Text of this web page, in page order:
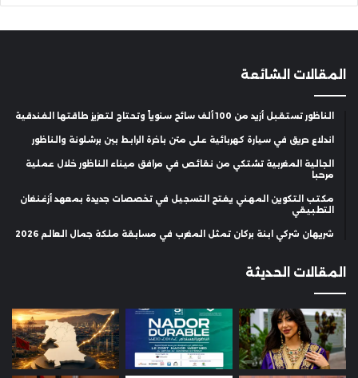
المقالات الشائعة
الناظور تستقبل أزيد من 100 ألف سائح سنوياً وتحتاج لتعزيز طاقتها الفندقية
اندلاع حريق في سيارة كهربائية على متن باخرة الرابط بين برشلونة والناظور
الجالية المغربية تشتكي من نقائص في مرافق ميناء الناظور خلال عملية
مرحبا
مكتب التكوين المهني يفتح التسجيل في تخصصات جديدة بمعهد أزغنغان
التطبيقي
شريهان شركي ابنة بركان تمثل المغرب في مسابقة ملكة جمال العالم 2026
المقالات الحديثة